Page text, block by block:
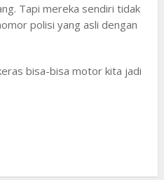
Tapi mereka sendiri tidak
polisi yang asli dengan
bisa-bisa motor kita jadi